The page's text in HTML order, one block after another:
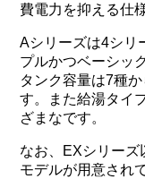
費電力を抑える仕
Aシリーズは4シリ
プルかつベーシッ
タンク容量は7種
す。また給湯タイ
ざまなです。
なお、EXシリーズ
モデルが用意され